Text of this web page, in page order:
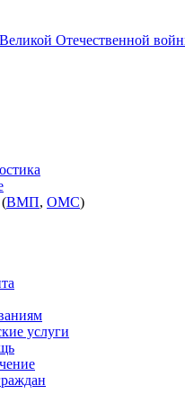
Отечественной
(ВМП, ОМС)
услуги